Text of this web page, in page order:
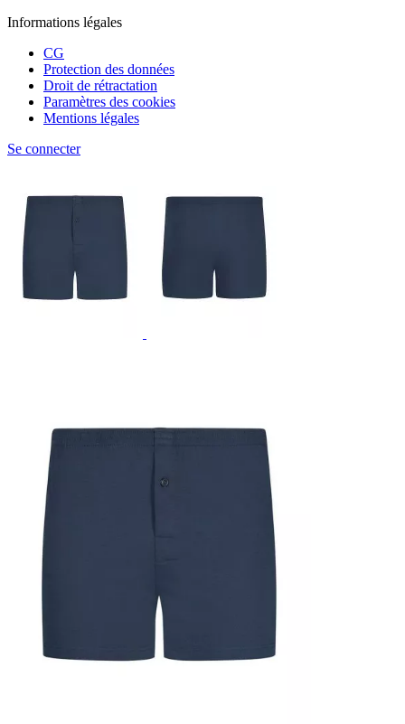
Informations légales
CG
Protection des données
Droit de rétractation
Paramètres des cookies
Mentions légales
Se connecter